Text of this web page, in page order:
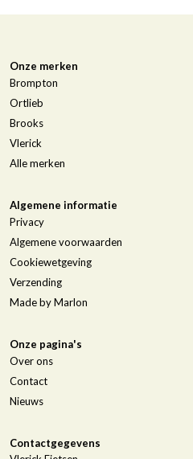
Onze merken
Brompton
Ortlieb
Brooks
Vlerick
Alle merken
Algemene informatie
Privacy
Algemene voorwaarden
Cookiewetgeving
Verzending
Made by Marlon
Onze pagina's
Over ons
Contact
Nieuws
Contactgegevens